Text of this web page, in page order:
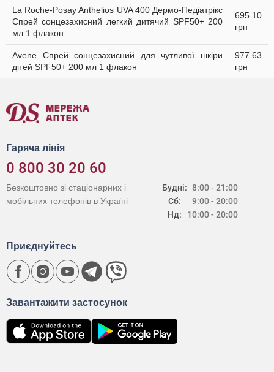
La Roche-Posay Anthelios UVA 400 Дермо-Педіатрікс
Спрей сонцезахисний легкий дитячий SPF50+ 200
мл 1 флакон
695.10
грн
Avene Спрей сонцезахисний для чутливої шкіри
дітей SPF50+ 200 мл 1 флакон
977.63
грн
Гаряча лінія
0 800 30 20 60
Будні:
Сб:
Нд:
8:00 - 21:00
9:00 - 20:00
10:00 - 20:00
Безкоштовно зі стаціонарних і
мобільних телефонів в Україні
Завантажити застосунок
Приєднуйтесь